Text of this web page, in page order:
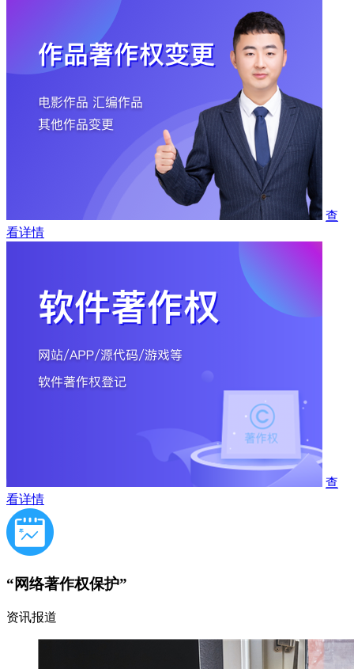
查
看详情
查
看详情
“网络著作权保护”
资讯报道